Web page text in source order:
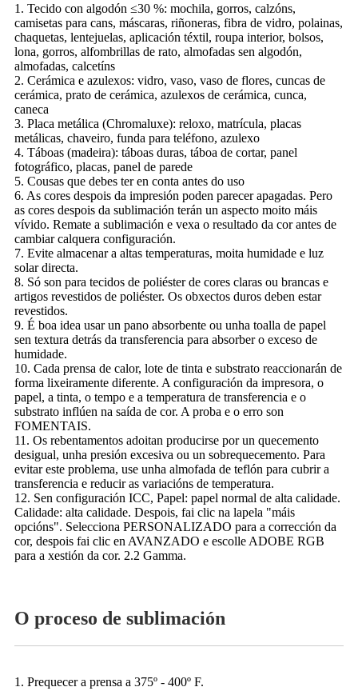
1. Tecido con algodón ≤30 %: mochila, gorros, calzóns,
camisetas para cans, máscaras, riñoneras, fibra de vidro, polainas,
chaquetas, lentejuelas, aplicación téxtil, roupa interior, bolsos,
lona, ​​gorros, alfombrillas de rato, almofadas sen algodón,
almofadas, calcetíns
2. Cerámica e azulexos: vidro, vaso, vaso de flores, cuncas de
cerámica, prato de cerámica, azulexos de cerámica, cunca,
caneca
3. Placa metálica (Chromaluxe): reloxo, matrícula, placas
metálicas, chaveiro, funda para teléfono, azulexo
4. Táboas (madeira): táboas duras, táboa de cortar, panel
fotográfico, placas, panel de parede
5. Cousas que debes ter en conta antes do uso
6. As cores despois da impresión poden parecer apagadas. Pero
as cores despois da sublimación terán un aspecto moito máis
vívido. Remate a sublimación e vexa o resultado da cor antes de
cambiar calquera configuración.
7. Evite almacenar a altas temperaturas, moita humidade e luz
solar directa.
8. Só son para tecidos de poliéster de cores claras ou brancas e
artigos revestidos de poliéster. Os obxectos duros deben estar
revestidos.
9. É boa idea usar un pano absorbente ou unha toalla de papel
sen textura detrás da transferencia para absorber o exceso de
humidade.
10. Cada prensa de calor, lote de tinta e substrato reaccionarán de
forma lixeiramente diferente. A configuración da impresora, o
papel, a tinta, o tempo e a temperatura de transferencia e o
substrato inflúen na saída de cor. A proba e o erro son
FOMENTAIS.
11. Os rebentamentos adoitan producirse por un quecemento
desigual, unha presión excesiva ou un sobrequecemento. Para
evitar este problema, use unha almofada de teflón para cubrir a
transferencia e reducir as variacións de temperatura.
12. Sen configuración ICC, Papel: papel normal de alta calidade.
Calidade: alta calidade. Despois, fai clic na lapela "máis
opcións". Selecciona PERSONALIZADO para a corrección da
cor, despois fai clic en AVANZADO e escolle ADOBE RGB
para a xestión da cor. 2.2 Gamma.
O proceso de sublimación
1. Prequecer a prensa a 375º - 400º F.